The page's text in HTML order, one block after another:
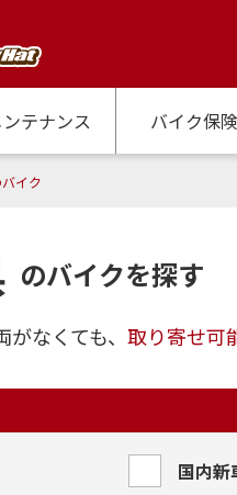
ンテナンス バイク保険
イク
のバイクを探す
がなくても、取り寄せ可
国内新